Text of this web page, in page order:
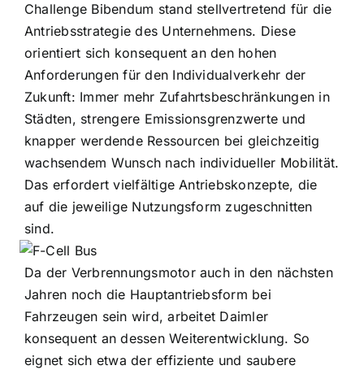
Challenge Bibendum stand stellvertretend für die
Antriebsstrategie des Unternehmens. Diese
orientiert sich konsequent an den hohen
Anforderungen für den Individualverkehr der
Zukunft: Immer mehr Zufahrtsbeschränkungen in
Städten, strengere Emissionsgrenzwerte und
knapper werdende Ressourcen bei gleichzeitig
wachsendem Wunsch nach individueller Mobilität.
Das erfordert vielfältige Antriebskonzepte, die
auf die jeweilige Nutzungsform zugeschnitten
sind.
Da der Verbrennungsmotor auch in den nächsten
Jahren noch die Hauptantriebsform bei
Fahrzeugen sein wird, arbeitet Daimler
konsequent an dessen Weiterentwicklung. So
eignet sich etwa der effiziente und saubere